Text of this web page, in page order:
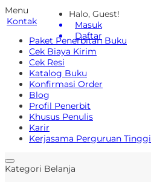
Menu
Kontak
Paket Penerbitan Buku
Cek Biaya Kirim
Cek Resi
Katalog Buku
Konfirmasi Order
Blog
Profil Penerbit
Khusus Penulis
Karir
Kerjasama Perguruan Tinggi
Kategori Belanja
Halo, Guest!
Masuk
Daftar